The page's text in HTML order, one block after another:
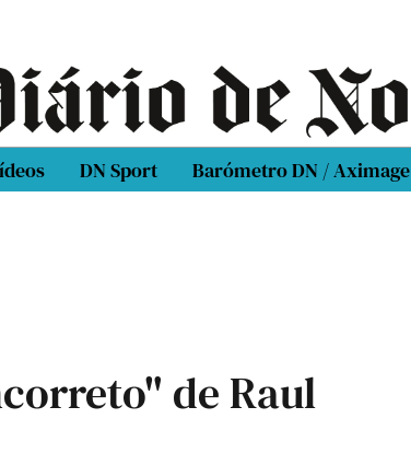
DN Sport Barómetro DN / Aximage
de Raul